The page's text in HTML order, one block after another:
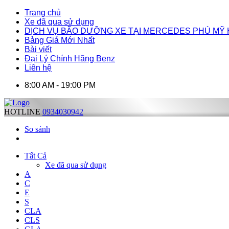
Trang chủ
Xe đã qua sử dụng
DỊCH VỤ BÃO DƯỠNG XE TẠI MERCEDES PHÚ MỸ
Bảng Giá Mới Nhất
Bài viết
Đại Lý Chính Hãng Benz
Liên hệ
8:00 AM - 19:00 PM
HOTLINE 0934030942
So sánh
Tất Cả
Xe đã qua sử dụng
A
C
E
S
CLA
CLS